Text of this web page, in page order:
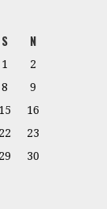
S N
1
2
8
9
15
16
22
23
29
30